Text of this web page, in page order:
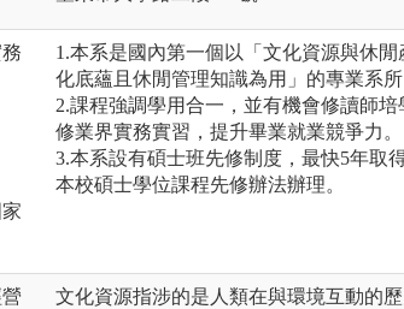
1.本系是國內第一個以「文化資源與休
化底蘊且休閒管理知識為用」的專業系所
2.課程強調學用合一，並有機會修讀師
修業界實務實習，提升畢業就業競爭力。
3.本系設有碩士班先修制度，最快5年取
本校碩士學位課程先修辦法辦理。
文化資源指涉的是人類在與環境互動的